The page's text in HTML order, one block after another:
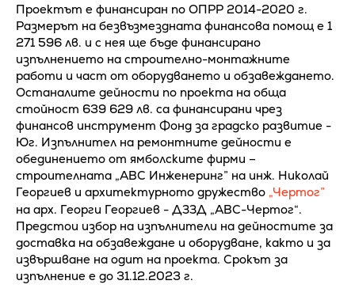
Проектът е финансиран по ОПРР 2014-2020 г.
Размерът на безвъзмездната финансова помощ е 1
271 596 лв. и с нея ще бъде финансирано
изпълнението на строително-монтажните
работи и част от оборудването и обзавеждането.
Останалите дейности по проекта на обща
стойност 639 629 лв. са финансирани чрез
финансов инструмент Фонд за градско развитие -
Юг. Изпълнител на ремонтните дейности е
обединението от ямболските фирми –
строителната „АВС Инженеринг” на инж. Николай
Георгиев и архитектурното дружество „Чертог”
на арх. Георги Георгиев - ДЗЗД „АВС-Чертог“.
Предстои избор на изпълнители на дейностите за
доставка на обзавеждане и оборудване, както и за
извършване на одит на проекта. Срокът за
изпълнение е до 31.12.2023 г.